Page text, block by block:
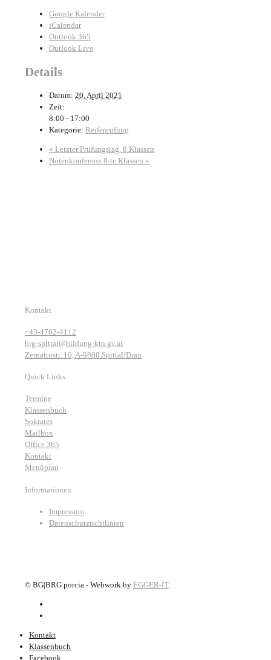
Google Kalender
iCalendar
Outlook 365
Outlook Live
Details
Datum: 20. April 2021
Zeit:
8:00 - 17:00
Kategorie: Reifeprüfung
« Letzter Prüfungstag, 8.Klassen
Notenkonferenz 8-te Klassen »
Kontakt
+43-4762-4112
brg-spittal@bildung-ktn.gv.at
Zernattostr. 10, A-9800 Spittal/Drau
Quick Links
Termine
Klassenbuch
Sokrates
Mailbox
Office 365
Kontakt
Menüplan
Informationen
Impressum
Datenschutzrichtlinien
© BG|BRG porcia - Webwork by EGGER-IT
Kontakt
Klassenbuch
Facebook